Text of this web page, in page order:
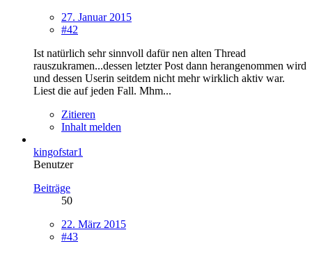
27. Januar 2015
#42
Ist natürlich sehr sinnvoll dafür nen alten Thread
rauszukramen...dessen letzter Post dann herangenommen wird
und dessen Userin seitdem nicht mehr wirklich aktiv war.
Liest die auf jeden Fall. Mhm...
Zitieren
Inhalt melden
kingofstar1
Benutzer
Beiträge
50
22. März 2015
#43